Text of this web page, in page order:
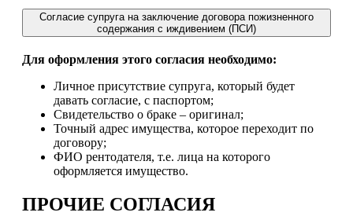
Согласие супруга на заключение договора пожизненного
содержания с иждивением (ПСИ)
Для оформления этого согласия необходимо:
Личное присутствие супруга, который будет
давать согласие, с паспортом;
Свидетельство о браке – оригинал;
Точный адрес имущества, которое переходит по
договору;
ФИО рентодателя, т.е. лица на которого
оформляется имущество.
ПРОЧИЕ СОГЛАСИЯ